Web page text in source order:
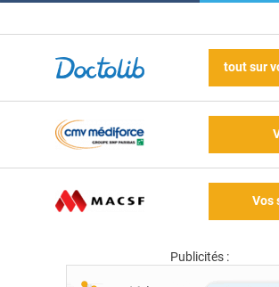
tout sur
Vos
Publicités :